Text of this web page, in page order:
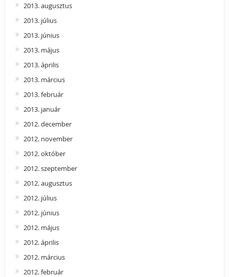
2013. augusztus
2013. július
2013. június
2013. május
2013. április
2013. március
2013. február
2013. január
2012. december
2012. november
2012. október
2012. szeptember
2012. augusztus
2012. július
2012. június
2012. május
2012. április
2012. március
2012. február